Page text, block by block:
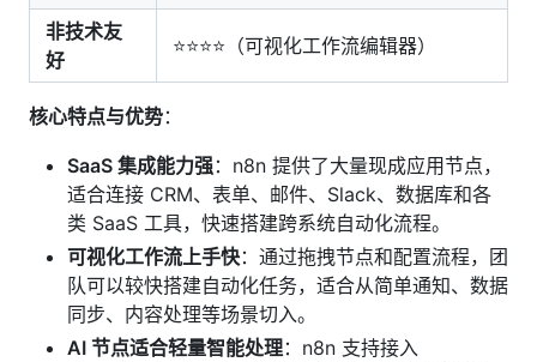
非技术友
好
⭐⭐⭐⭐（可视化工作流编辑器）
核心特点与优势：
SaaS 集成能力强：n8n 提供了大量现成应用节点，
适合连接 CRM、表单、邮件、Slack、数据库和各
类 SaaS 工具，快速搭建跨系统自动化流程。
可视化工作流上手快：通过拖拽节点和配置流程，团
队可以较快搭建自动化任务，适合从简单通知、数据
同步、内容处理等场景切入。
AI 节点适合轻量智能处理：n8n 支持接入